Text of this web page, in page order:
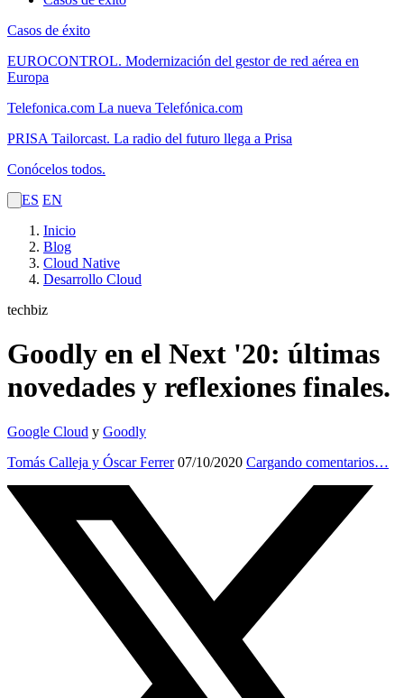
Casos de éxito
EUROCONTROL. Modernización del gestor de red aérea en
Europa
Telefonica.com La nueva Telefónica.com
PRISA Tailorcast. La radio del futuro llega a Prisa
Conócelos todos.
ES EN
Inicio
Blog
Cloud Native
Desarrollo Cloud
techbiz
Goodly en el Next '20: últimas
novedades y reflexiones finales.
Google Cloud y Goodly
Tomás Calleja y Óscar Ferrer 07/10/2020 Cargando comentarios…